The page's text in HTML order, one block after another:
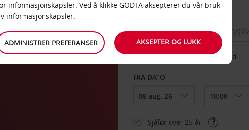
HENT FRA
Velg et annet leveringssted
FRA DATO
Sjåfør over 25 år
informasjonskapsler. Ved å klikke GODTA aksepterer du vår bruk
informasjonskapsler.
ADMINISTRER PREFERANSER AKSEPTER OG LUKK